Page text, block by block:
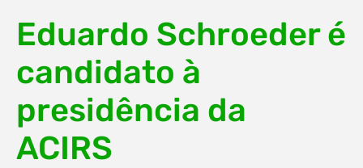
Eduardo Schroeder é
candidato à
presidência da
ACIRS